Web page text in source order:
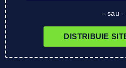
- sau -
DISTRIBUIE